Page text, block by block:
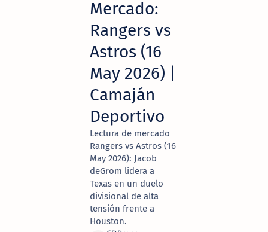
Mercado:
Rangers vs
Astros (16
May 2026) |
Camaján
Deportivo
Lectura de mercado
Rangers vs Astros (16
May 2026): Jacob
deGrom lidera a
Texas en un duelo
divisional de alta
tensión frente a
Houston.